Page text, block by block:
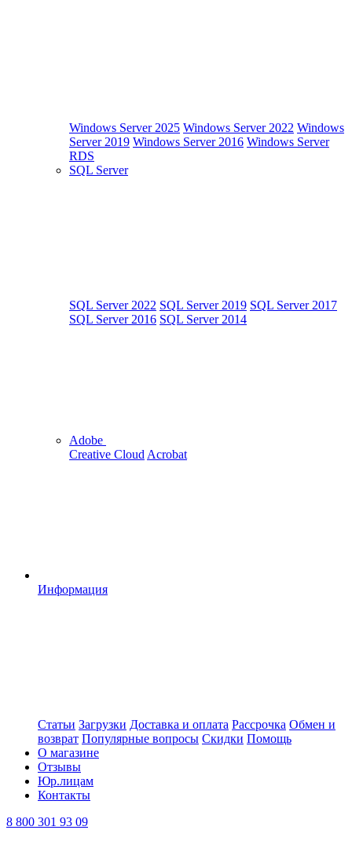
Windows Server 2025 Windows Server 2022 Windows
Server 2019 Windows Server 2016 Windows Server
RDS
SQL Server
SQL Server 2022 SQL Server 2019 SQL Server 2017
SQL Server 2016 SQL Server 2014
Adobe
Creative Cloud Acrobat
Информация
Статьи Загрузки Доставка и оплата Рассрочка Обмен и
возврат Популярные вопросы Скидки Помощь
О магазине
Отзывы
Юр.лицам
Контакты
8 800 301 93 09